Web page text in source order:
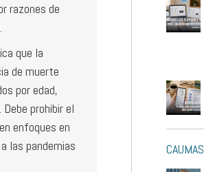
razones de
que la
de muerte
por edad,
prohibir el
enfoques en
las pandemias
CAUMAS